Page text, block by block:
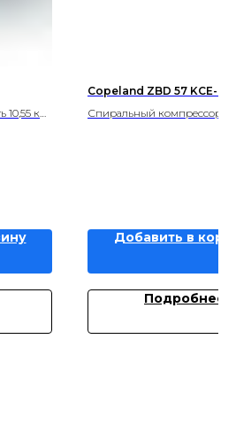
10,55 кВ
Copeland ZBD 57 KCE-
Спиральный компрессор
Добавить в
Подробнее